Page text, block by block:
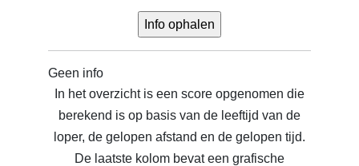
Geen info
In het overzicht is een score opgenomen die
berekend is op basis van de leeftijd van de
loper, de gelopen afstand en de gelopen tijd.
De laatste kolom bevat een grafische